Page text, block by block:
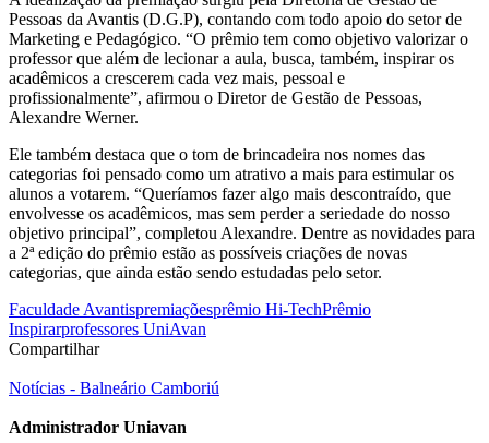
Pessoas da Avantis (D.G.P), contando com todo apoio do setor de
Marketing e Pedagógico. “O prêmio tem como objetivo valorizar o
professor que além de lecionar a aula, busca, também, inspirar os
acadêmicos a crescerem cada vez mais, pessoal e
profissionalmente”, afirmou o Diretor de Gestão de Pessoas,
Alexandre Werner.
Ele também destaca que o tom de brincadeira nos nomes das
categorias foi pensado como um atrativo a mais para estimular os
alunos a votarem. “Queríamos fazer algo mais descontraído, que
envolvesse os acadêmicos, mas sem perder a seriedade do nosso
objetivo principal”, completou Alexandre. Dentre as novidades para
a 2ª edição do prêmio estão as possíveis criações de novas
categorias, que ainda estão sendo estudadas pelo setor.
Faculdade Avantispremiaçõesprêmio Hi-TechPrêmio
Inspirarprofessores UniAvan
Compartilhar
Notícias - Balneário Camboriú
Administrador Uniavan